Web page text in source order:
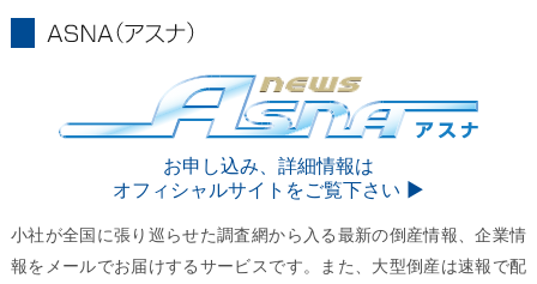
お申し込み、詳細情報は
オフィシャルサイトをご覧下さい ▶︎
小社が全国に張り巡らせた調査網から入る最新の倒産情報、企業情
報をメールでお届けするサービスです。また、大型倒産は速報で配